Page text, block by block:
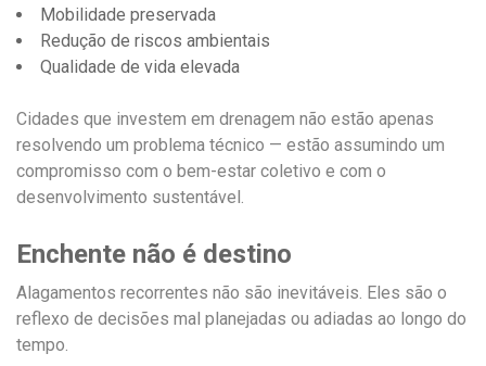
Mobilidade preservada
Redução de riscos ambientais
Qualidade de vida elevada
Cidades que investem em drenagem não estão apenas
resolvendo um problema técnico — estão assumindo um
compromisso com o bem-estar coletivo e com o
desenvolvimento sustentável.
Enchente não é destino
Alagamentos recorrentes não são inevitáveis. Eles são o
reflexo de decisões mal planejadas ou adiadas ao longo do
tempo.